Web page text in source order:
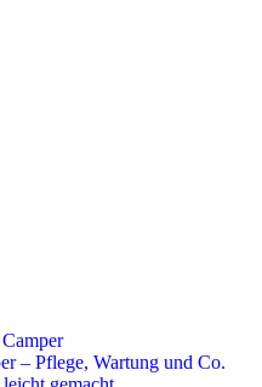
– Pflege, Wartung und Co.